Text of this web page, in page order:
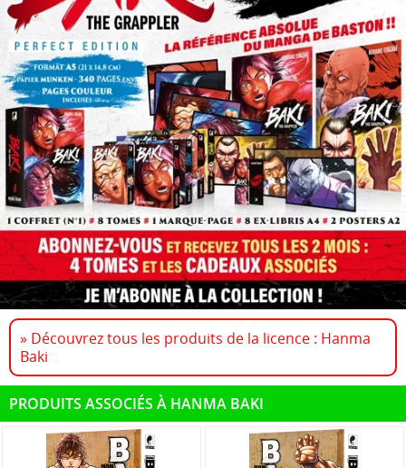
» Découvrez tous les produits de la licence : Hanma
Baki
PRODUITS ASSOCIÉS À HANMA BAKI